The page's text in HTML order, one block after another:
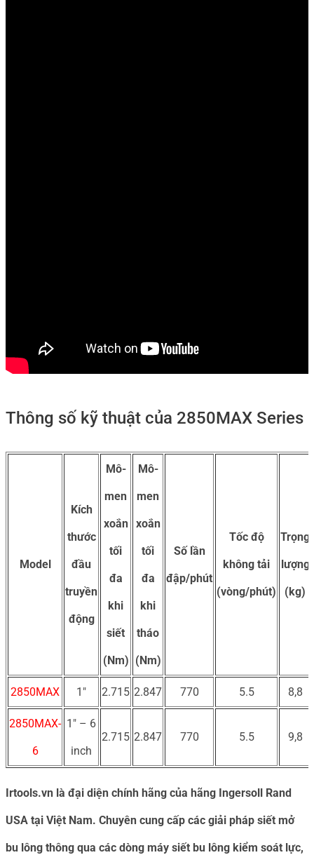
Thông số kỹ thuật của 2850MAX Series
Model
Kích
thước
đầu
truyền
động
Mô-
men
xoắn
tối
đa
khi
siết
(Nm)
Mô-
men
xoắn
tối
đa
khi
tháo
(Nm)
Số lần
đập/phút
Tốc độ
không tải
(vòng/phút)
Trọng
lượng
(kg)
2850MAX 1″ 2.715 2.847 770 5.5 8,8
2850MAX-
6
1″ – 6
inch
2.715 2.847 770 5.5 9,8
Irtools.vn là đại diện chính hãng của hãng Ingersoll Rand
USA tại Việt Nam. Chuyên cung cấp các giải pháp siết mở
bu lông thông qua các dòng máy siết bu lông kiểm soát lực,